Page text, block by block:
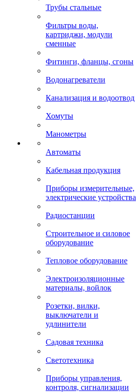
Трубы стальные
Фильтры воды,
картриджи, модули
сменные
Фитинги, фланцы, сгоны
Водонагреватели
Канализация и водоотвод
Хомуты
Манометры
Автоматы
Кабельная продукция
Приборы измерительные,
электрические устройства
Радиостанции
Строительное и силовое
оборудование
Тепловое оборудование
Электроизоляционные
материалы, войлок
Розетки, вилки,
выключатели и
удлинители
Садовая техника
Светотехника
Приборы управления,
контроля, сигнализации